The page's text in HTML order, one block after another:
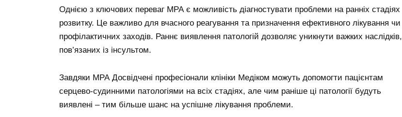
Однією з ключових переваг МРА є можливість діагностувати проблеми на ранніх стадіях
розвитку. Це важливо для вчасного реагування та призначення ефективного лікування чи
профілактичних заходів. Раннє виявлення патологій дозволяє уникнути важких наслідків,
пов’язаних із інсультом.
Завдяки МРА Досвідчені професіонали клініки Медіком можуть допомогти пацієнтам
серцево-судинними патологіями на всіх стадіях, але чим раніше ці патології будуть
виявлені – тим більше шанс на успішне лікування проблеми.